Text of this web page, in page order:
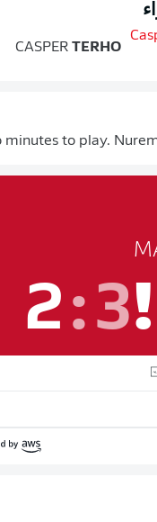
CASPER TERHO
to play.
2:3